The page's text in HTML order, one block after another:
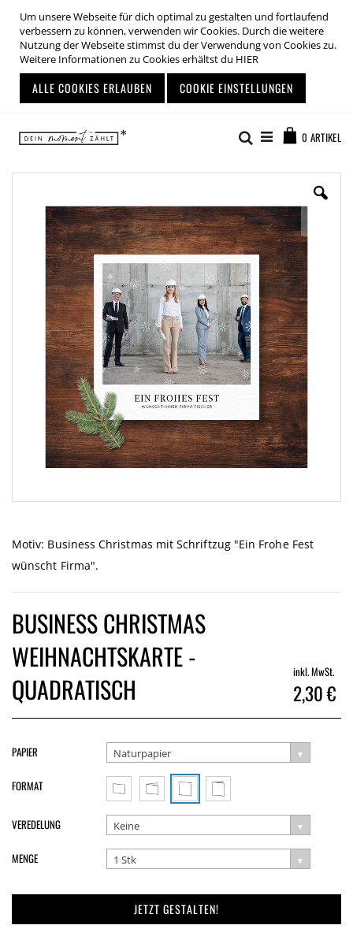
Um unsere Webseite für dich optimal zu gestalten und fortlaufend
verbessern zu können, verwenden wir Cookies. Durch die weitere
Nutzung der Webseite stimmst du der Verwendung von Cookies zu.
Weitere Informationen zu Cookies erhältst du HIER
ALLE COOKIES ERLAUBEN COOKIE EINSTELLUNGEN
Inhalt
springen
0 ARTIKEL
Suche
Bildgalerie
springen
der
Bildgalerie
springen
Motiv: Business Christmas mit Schriftzug "Ein Frohe Fest
wünscht Firma".
BUSINESS CHRISTMAS
WEIHNACHTSKARTE -
QUADRATISCH
inkl. MwSt.
2,30 €
MENGE 1 Stk
PAPIER Naturpapier
FORMAT
VEREDELUNG Keine
JETZT GESTALTEN!